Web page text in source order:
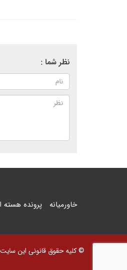
نظر شما :
خاورمیانه پرونده هسته
© کلیه حقوق قانونی این سایت